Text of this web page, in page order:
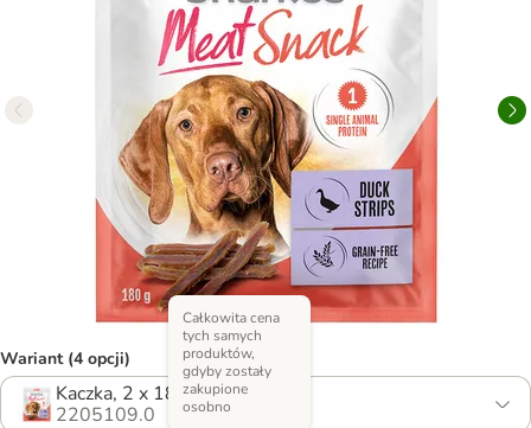
Wariant (4 opcji)
Kaczka, 2 x 180 g
2205109.0
Całkowita cena
tych samych
produktów,
gdyby zostały
zakupione
osobno